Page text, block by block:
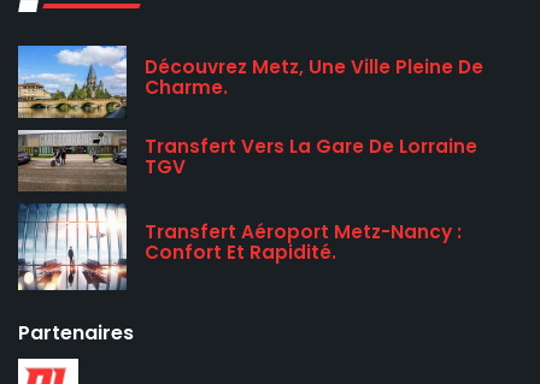
Découvrez Metz, Une Ville Pleine De
Charme.
Transfert Vers La Gare De Lorraine
TGV
Transfert Aéroport Metz-Nancy :
Confort Et Rapidité.
Partenaires